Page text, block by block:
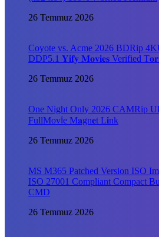
26 Temmuz 2026
Coyote vs. Acme 2026 BDRip
DDP5.1 𝐘𝐢𝐟𝐲 𝐌𝐨𝐯𝐢𝐞𝐬 Verified
26 Temmuz 2026
One Night Only 2026 CAMRip
FullMov𝗂e M𝐚gn𝐞t L𝐢nk
26 Temmuz 2026
MS M365 Patched Version ISO
ISO 27001 Compliant Compact
CMD
26 Temmuz 2026